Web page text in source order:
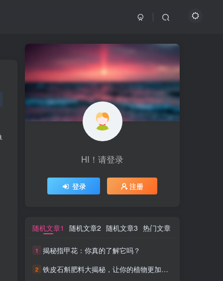
HI！请登录
登录 注册
随机文章1 随机文章2 随机文章3 热门文章
1 揭秘指甲花：你真的了解它吗？
2 铁皮石斛肥料大揭秘，让你的植物更加强壮
HI！请登录
登录 注册
随机文章1 随机文章2 随机文章3 热门文章
1 揭秘指甲花：你真的了解它吗？
2 铁皮石斛肥料大揭秘，让你的植物更加强壮